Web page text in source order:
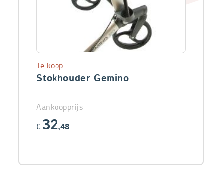
Stokhouder Gemino
Te koop
Aankoopprijs
€ 32,48